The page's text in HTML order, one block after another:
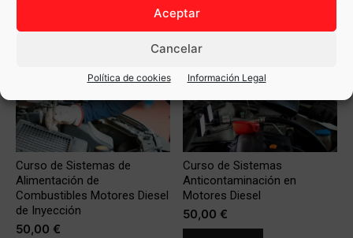
Aceptar
Cancelar
Política de cookies Información Legal
Curso de Sistemas de
Alimentación de
Combustibles Motores Diesel
de Inyección
50,00 €
Curso de Sistemas
Anticontaminación en
Motores Diesel
50,00€